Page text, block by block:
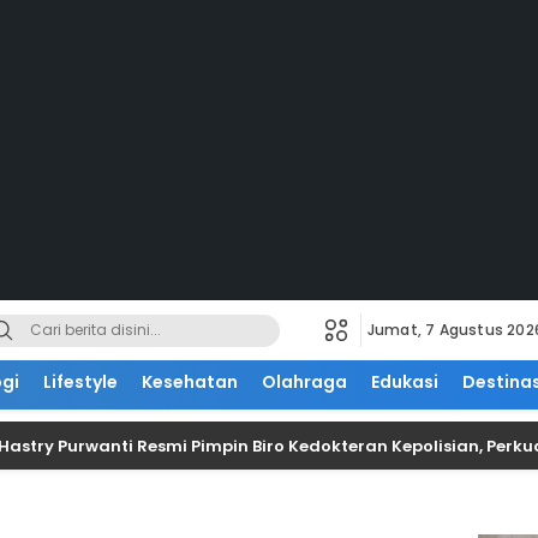
Jumat, 7 Agustus
Lifestyle Kesehatan Olahraga Edukasi
Purwanti Resmi Pimpin Biro Kedokteran Kepolisian,